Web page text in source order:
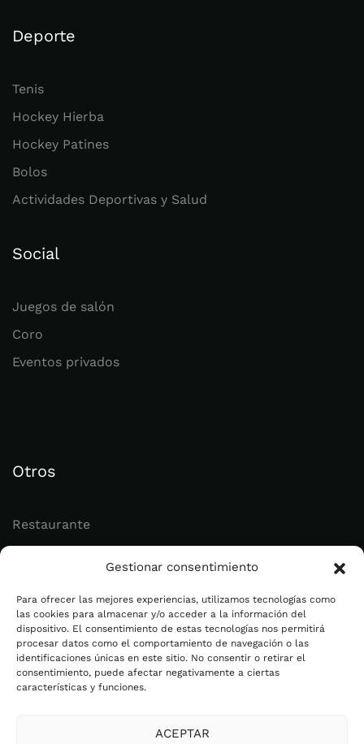
Gestionar consentimiento
Para ofrecer las mejores experiencias, utilizamos tecnologías como
las cookies para almacenar y/o acceder a la información del
dispositivo. El consentimiento de estas tecnologías nos permitirá
procesar datos como el comportamiento de navegación o las
identificaciones únicas en este sitio. No consentir o retirar el
consentimiento, puede afectar negativamente a ciertas
características y funciones.
ACEPTAR
Deporte
Tenis
Hockey Hierba
Hockey Patines
Bolos
Actividades Deportivas y Salud
Social
Juegos de salón
Coro
Eventos privados
Otros
Restaurante
Legal
Aviso legal